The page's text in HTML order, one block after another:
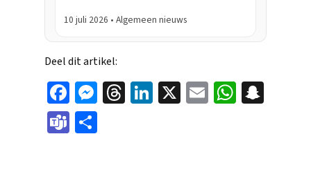
10 juli 2026 • Algemeen nieuws
Deel dit artikel:
Face
boo
Mes
Thr
Link
Ema
Wha
Tea